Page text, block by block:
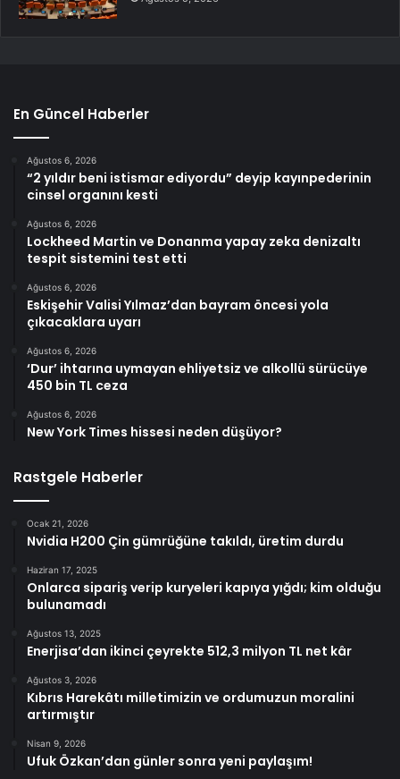
En Güncel Haberler
Ağustos 6, 2026
“2 yıldır beni istismar ediyordu” deyip kayınpederinin
cinsel organını kesti
Ağustos 6, 2026
Lockheed Martin ve Donanma yapay zeka denizaltı
tespit sistemini test etti
Ağustos 6, 2026
Eskişehir Valisi Yılmaz’dan bayram öncesi yola
çıkacaklara uyarı
Ağustos 6, 2026
‘Dur’ ihtarına uymayan ehliyetsiz ve alkollü sürücüye
450 bin TL ceza
Ağustos 6, 2026
New York Times hissesi neden düşüyor?
Rastgele Haberler
Ocak 21, 2026
Nvidia H200 Çin gümrüğüne takıldı, üretim durdu
Haziran 17, 2025
Onlarca sipariş verip kuryeleri kapıya yığdı; kim olduğu
bulunamadı
Ağustos 13, 2025
Enerjisa’dan ikinci çeyrekte 512,3 milyon TL net kâr
Ağustos 3, 2026
Kıbrıs Harekâtı milletimizin ve ordumuzun moralini
artırmıştır
Nisan 9, 2026
Ufuk Özkan’dan günler sonra yeni paylaşım!